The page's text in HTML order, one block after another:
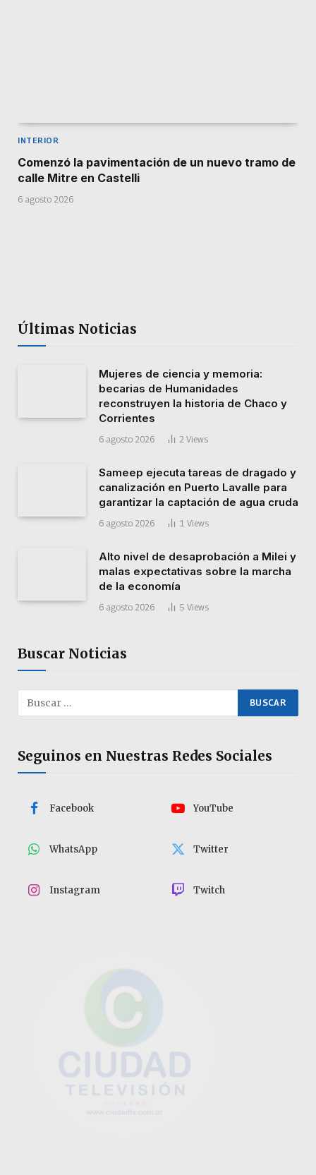
INTERIOR
Comenzó la pavimentación de un nuevo tramo de
calle Mitre en Castelli
6 agosto 2026
Últimas Noticias
Mujeres de ciencia y memoria:
becarias de Humanidades
reconstruyen la historia de Chaco y
Corrientes
6 agosto 2026 2 Views
Sameep ejecuta tareas de dragado y
canalización en Puerto Lavalle para
garantizar la captación de agua cruda
6 agosto 2026 1 Views
Alto nivel de desaprobación a Milei y
malas expectativas sobre la marcha
de la economía
6 agosto 2026 5 Views
Buscar Noticias
Seguinos en Nuestras Redes Sociales
Facebook YouTube
WhatsApp Twitter
Instagram Twitch